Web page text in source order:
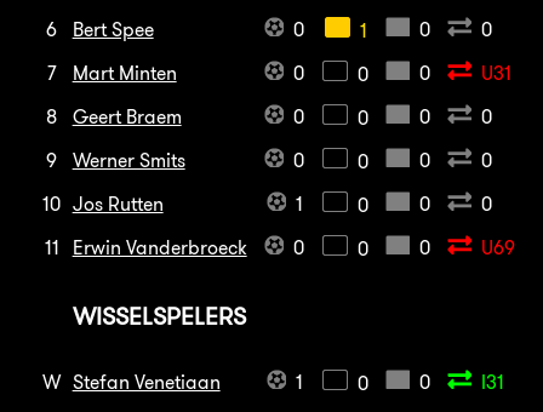
6
Bert Spee 0 1 0
0
7
Mart Minten 0 0 0
U31
8
Geert Braem 0 0 0
0
9
Werner Smits 0 0 0
0
10 Jos Rutten 1 0 0
0
11
Erwin Vanderbroeck 0 0 0 U69
WISSELSPELERS
W Stefan Venetiaan 1 0 0
I31